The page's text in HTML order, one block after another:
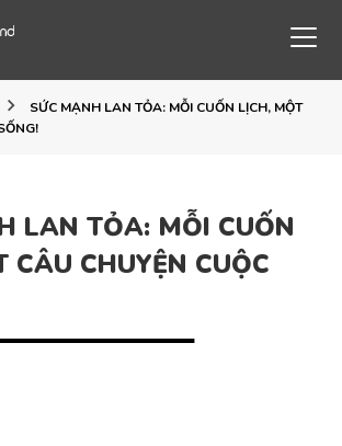
SỨC MẠNH LAN TỎA: MỖI CUỐN LỊCH, MỘT
LAN TỎA: MỖI CUỐN
CÂU CHUYỆN CUỘC